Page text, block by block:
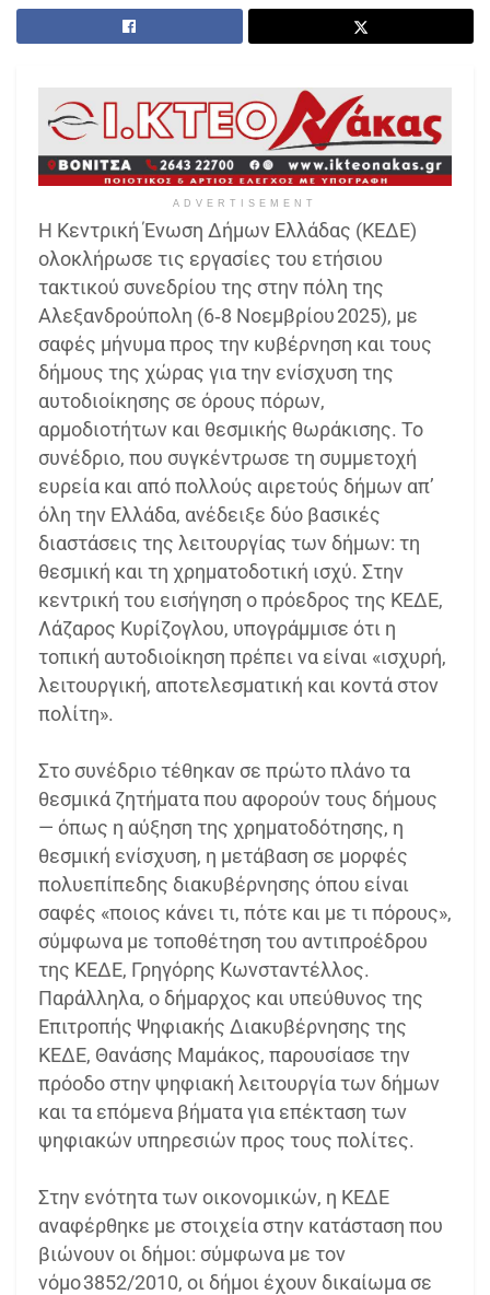
ADVERTISEMENT
Η Κεντρική Ένωση Δήμων Ελλάδας (ΚΕΔΕ)
ολοκλήρωσε τις εργασίες του ετήσιου
τακτικού συνεδρίου της στην πόλη της
Αλεξανδρούπολη (6‑8 Νοεμβρίου 2025), με
σαφές μήνυμα προς την κυβέρνηση και τους
δήμους της χώρας για την ενίσχυση της
αυτοδιοίκησης σε όρους πόρων,
αρμοδιοτήτων και θεσμικής θωράκισης. Το
συνέδριο, που συγκέντρωσε τη συμμετοχή
ευρεία και από πολλούς αιρετούς δήμων απ’
όλη την Ελλάδα, ανέδειξε δύο βασικές
διαστάσεις της λειτουργίας των δήμων: τη
θεσμική και τη χρηματοδοτική ισχύ. Στην
κεντρική του εισήγηση ο πρόεδρος της ΚΕΔΕ,
Λάζαρος Κυρίζογλου, υπογράμμισε ότι η
τοπική αυτοδιοίκηση πρέπει να είναι «ισχυρή,
λειτουργική, αποτελεσματική και κοντά στον
πολίτη».
Στο συνέδριο τέθηκαν σε πρώτο πλάνο τα
θεσμικά ζητήματα που αφορούν τους δήμους
— όπως η αύξηση της χρηματοδότησης, η
θεσμική ενίσχυση, η μετάβαση σε μορφές
πολυεπίπεδης διακυβέρνησης όπου είναι
σαφές «ποιος κάνει τι, πότε και με τι πόρους»,
σύμφωνα με τοποθέτηση του αντιπροέδρου
της ΚΕΔΕ, Γρηγόρης Κωνσταντέλλος.
Παράλληλα, ο δήμαρχος και υπεύθυνος της
Επιτροπής Ψηφιακής Διακυβέρνησης της
ΚΕΔΕ, Θανάσης Μαμάκος, παρουσίασε την
πρόοδο στην ψηφιακή λειτουργία των δήμων
και τα επόμενα βήματα για επέκταση των
ψηφιακών υπηρεσιών προς τους πολίτες.
Στην ενότητα των οικονομικών, η ΚΕΔΕ
αναφέρθηκε με στοιχεία στην κατάσταση που
βιώνουν οι δήμοι: σύμφωνα με τον
νόμο 3852/2010, οι δήμοι έχουν δικαίωμα σε